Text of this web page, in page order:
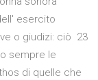
esercito
o giudizi: ciò 23
sempre le
di quelle che